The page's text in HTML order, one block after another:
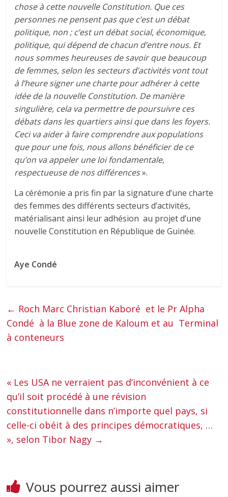
chose à cette nouvelle Constitution. Que ces
personnes ne pensent pas que c’est un débat
politique, non ; c’est un débat social, économique,
politique, qui dépend de chacun d’entre nous. Et
nous sommes heureuses de savoir que beaucoup
de femmes, selon les secteurs d’activités vont tout
à l’heure signer une charte pour adhérer à cette
idée de la nouvelle Constitution. De manière
singulière, cela va permettre de poursuivre ces
débats dans les quartiers ainsi que dans les foyers.
Ceci va aider à faire comprendre aux populations
que pour une fois, nous allons bénéficier de ce
qu’on va appeler une loi fondamentale,
respectueuse de nos différences».
La cérémonie a pris fin par la signature d’une charte
des femmes des différents secteurs d’activités,
matérialisant ainsi leur adhésion au projet d’une
nouvelle Constitution en République de Guinée.
Aye Condé
← Roch Marc Christian Kaboré et le Pr Alpha
Condé à la Blue zone de Kaloum et au Terminal
à conteneurs
« Les USA ne verraient pas d’inconvénient à ce
qu’il soit procédé à une révision
constitutionnelle dans n’importe quel pays, si
celle-ci obéit à des principes démocratiques, …
», selon Tibor Nagy →
Vous pourrez aussi aimer